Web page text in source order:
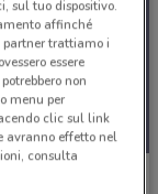
sul tuo dispositivo.
affinché
partner trattiamo i
essere
non
menu per
clic sul link
avranno effetto nel
consulta